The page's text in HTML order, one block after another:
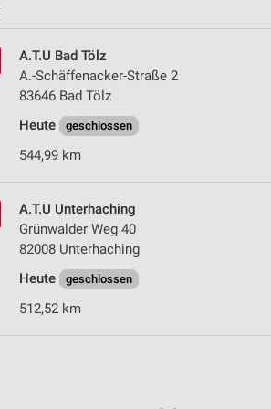
A.T.U Bad Tölz
A.-Schäffenacker-Straße 2
83646 Bad Tölz
Heute
geschlossen
544,99 km
A.T.U Unterhaching
Grünwalder Weg 40
82008 Unterhaching
Heute
geschlossen
512,52 km